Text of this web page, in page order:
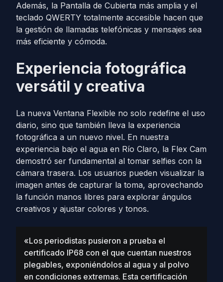
Además, la Pantalla de Cubierta más amplia y el
teclado QWERTY totalmente accesible hacen que
la gestión de llamadas telefónicas y mensajes sea
más eficiente y cómoda.
Experiencia fotográfica
versátil y creativa
La nueva Ventana Flexible no solo redefine el uso
diario, sino que también lleva la experiencia
fotográfica a un nuevo nivel. En nuestra
experiencia bajo el agua en Río Claro, la Flex Cam
demostró ser fundamental al tomar selfies con la
cámara trasera. Los usuarios pueden visualizar la
imagen antes de capturar la toma, aprovechando
la función manos libres para explorar ángulos
creativos y ajustar colores y tonos.
«Los periodistas pusieron a prueba el
certificado IP68 con el que cuentan nuestros
plegables, exponiéndolos al agua y al polvo
en condiciones extremas. Esta certificación